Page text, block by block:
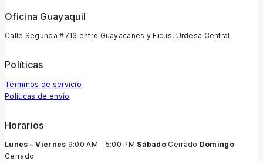
Oficina Guayaquil
Calle Segunda #713 entre Guayacanes y Ficus, Urdesa Central
Políticas
Términos de servicio
Políticas de envío
Horarios
Lunes – Viernes 9:00 AM – 5:00 PM Sábado Cerrado Domingo
Cerrado